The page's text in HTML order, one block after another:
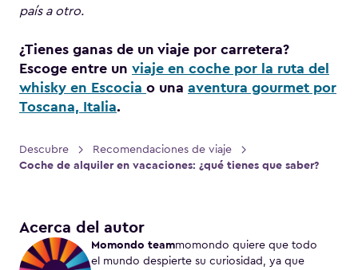
país a otro.
¿Tienes ganas de un viaje por carretera?
Escoge entre un viaje en coche por la ruta del
whisky en Escocia o una aventura gourmet por
Toscana, Italia.
Descubre > Recomendaciones de viaje
>
Coche de alquiler en vacaciones: ¿qué tienes que saber?
Acerca del autor
Momondo teammomondo quiere que todo
el mundo despierte su curiosidad, ya que